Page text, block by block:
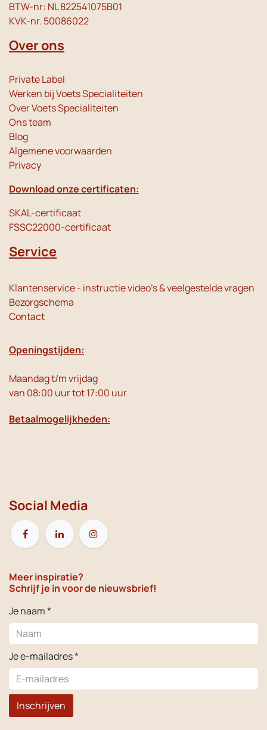
BTW-nr: NL 822541075B01
KVK-nr. 50086022
Over ons
Private Label
Werken bij Voets Specialiteiten
Over Voets Specialiteiten
Ons team
Blog
Algemene voorwaarden
Privacy
Download onze certificaten:
SKAL-certificaat
FSSC22000-certificaat
Service
Klantenservice - instructie video's & veelgestelde vragen
Bezorgschema
Contact
Openingstijden:
Maandag t/m vrijdag
van 08:00 uur tot 17:00 uur
Betaalmogelijkheden:
Social Media
Meer inspiratie?
Schrijf je in voor de nieuwsbrief!
Je naam *
Je e-mailadres *
Inschrijven